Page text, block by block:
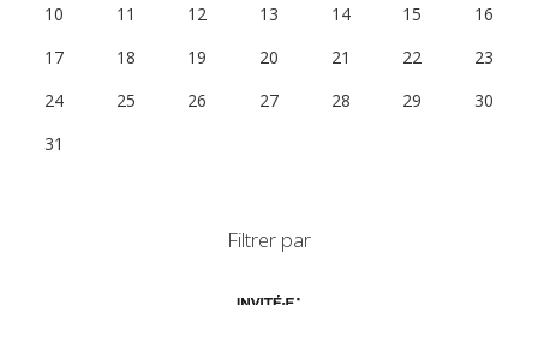
10
11 12 13 14 15
16
17
18 19 20 21 22
23
24
25 26 27 28 29
30
31
Filtrer par